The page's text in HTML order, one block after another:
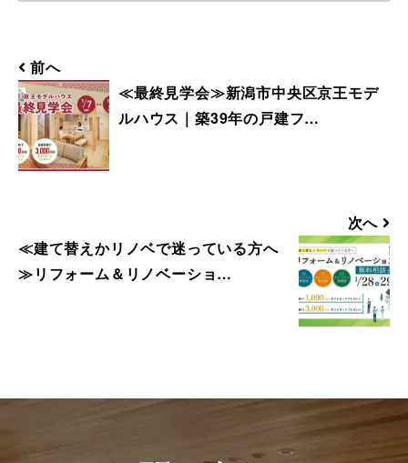
各キャリアへお問い合わせください。
■ 来場予約からプレゼントまでの流れ
1. 当フォームからご予約いただきます。
ます。
4. 後日、弊社からプレゼントを郵送にてお
のみ対象とさせていだきます。
工事をご検討されているお客様のみ対象と
前へ
≪最終見学会≫新潟市中央区京王モデ
ルハウス｜築39年の戸建フ…
次へ
≪建て替えかリノベで迷っている方へ
≫リフォーム＆リノベーショ…